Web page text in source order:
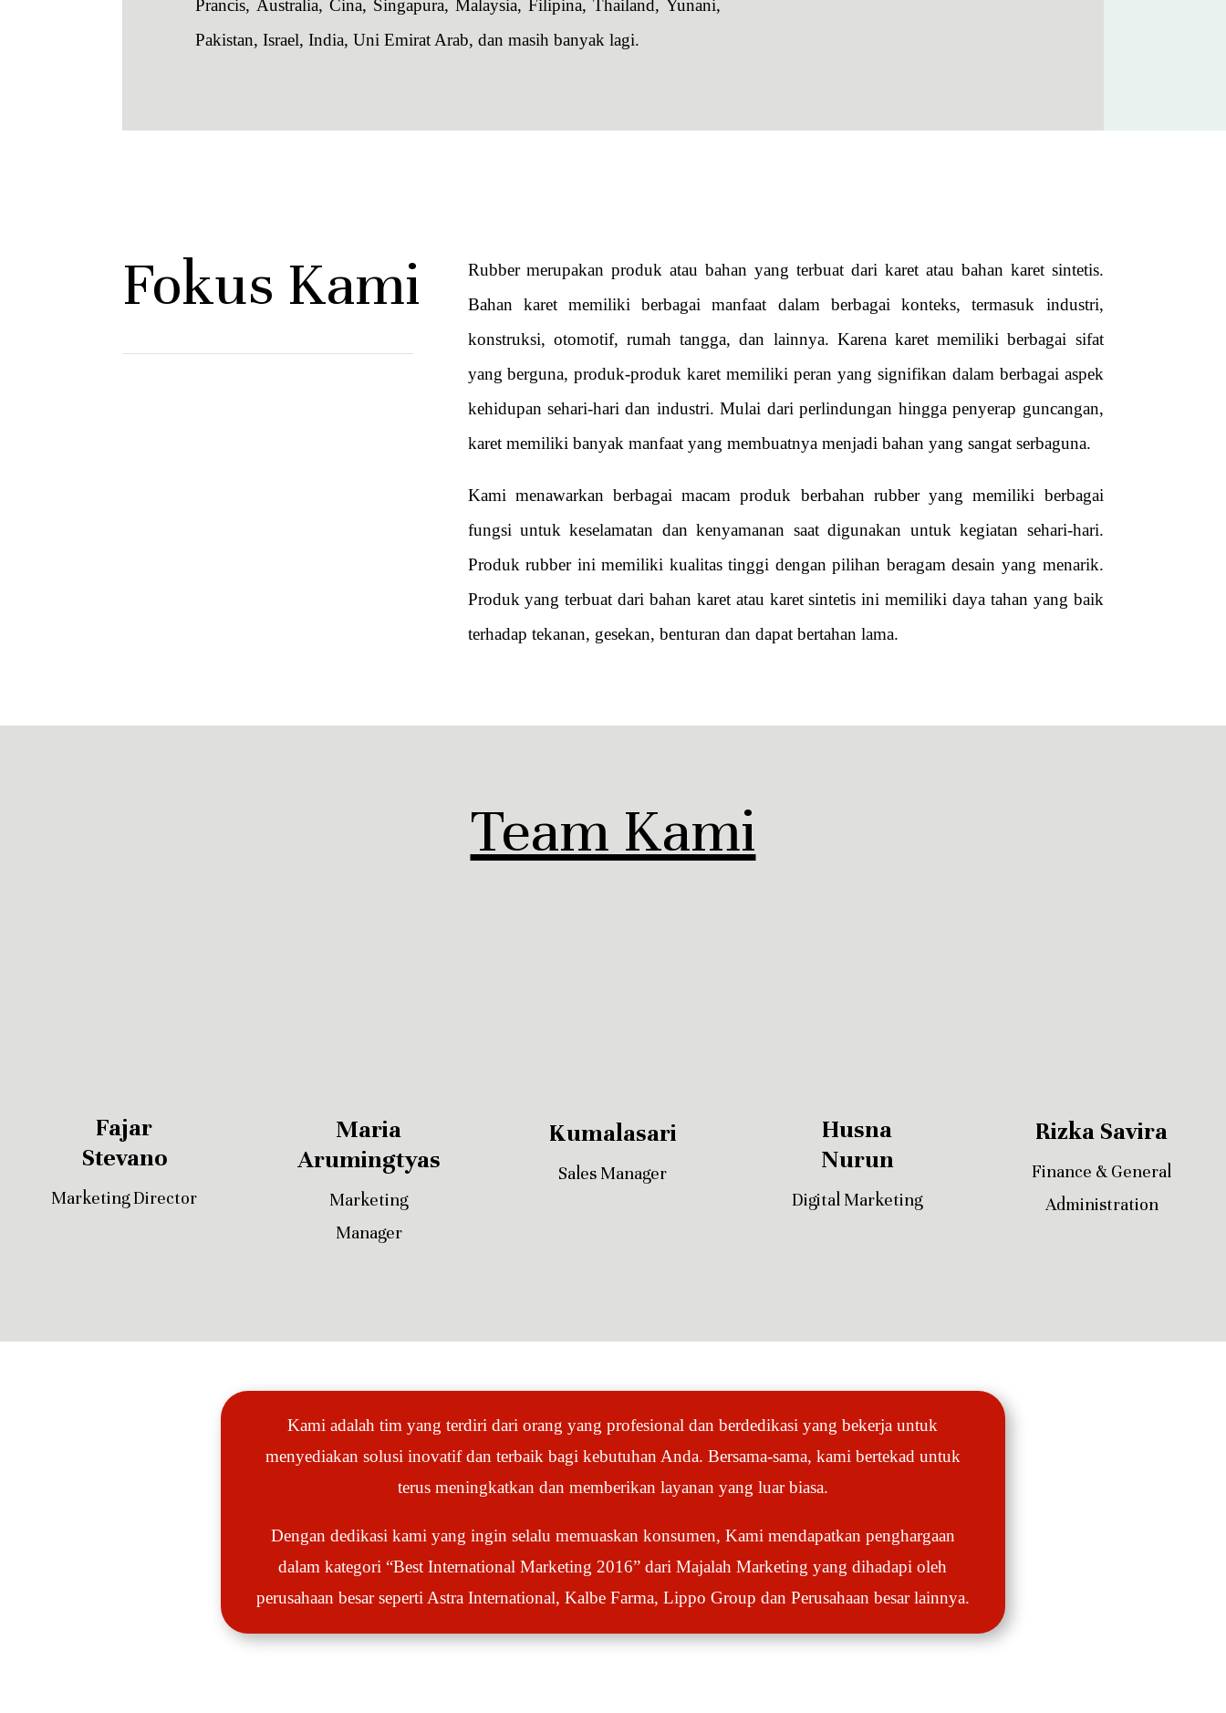
Prancis, Australia, Cina, Singapura, Malaysia, Filipina, Thailand, Yunani,
Pakistan, Israel, India, Uni Emirat Arab, dan masih banyak lagi.
Fokus Kami
Rubber merupakan produk atau bahan yang terbuat dari karet atau bahan karet sintetis.
Bahan karet memiliki berbagai manfaat dalam berbagai konteks, termasuk industri,
konstruksi, otomotif, rumah tangga, dan lainnya. Karena karet memiliki berbagai sifat
yang berguna, produk-produk karet memiliki peran yang signifikan dalam berbagai aspek
kehidupan sehari-hari dan industri. Mulai dari perlindungan hingga penyerap guncangan,
karet memiliki banyak manfaat yang membuatnya menjadi bahan yang sangat serbaguna.
Kami menawarkan berbagai macam produk berbahan rubber yang memiliki berbagai
fungsi untuk keselamatan dan kenyamanan saat digunakan untuk kegiatan sehari-hari.
Produk rubber ini memiliki kualitas tinggi dengan pilihan beragam desain yang menarik.
Produk yang terbuat dari bahan karet atau karet sintetis ini memiliki daya tahan yang baik
terhadap tekanan, gesekan, benturan dan dapat bertahan lama.
Team Kami
Fajar
Stevano
Marketing Director
Maria
Arumingtyas
Marketing
Manager
Kumalasari
Sales Manager
Husna
Nurun
Digital Marketing
Rizka Savira
Finance & General
Administration
Kami adalah tim yang terdiri dari orang yang profesional dan berdedikasi yang bekerja untuk
menyediakan solusi inovatif dan terbaik bagi kebutuhan Anda. Bersama-sama, kami bertekad untuk
terus meningkatkan dan memberikan layanan yang luar biasa.
Dengan dedikasi kami yang ingin selalu memuaskan konsumen, Kami mendapatkan penghargaan
dalam kategori “Best International Marketing 2016” dari Majalah Marketing yang dihadapi oleh
perusahaan besar seperti Astra International, Kalbe Farma, Lippo Group dan Perusahaan besar lainnya.